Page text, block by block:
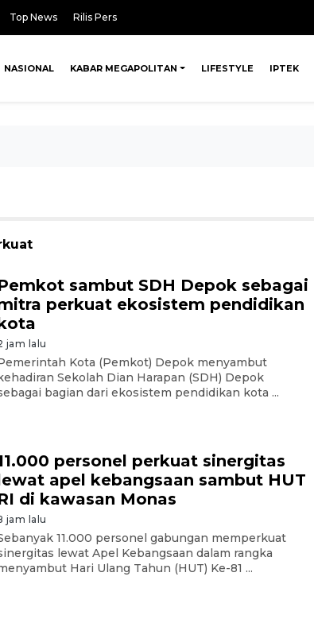
Top News Rilis Pers
NASIONAL KABAR MEGAPOLITAN LIFESTYLE IPTEK
sambut SDH Depok sebagai
perkuat ekosistem pendidikan
jam lalu
Kota (Pemkot) Depok menyambut
Sekolah Dian Harapan (SDH) Depok
bagian dari ekosistem pendidikan kota ...
personel perkuat sinergitas
apel kebangsaan sambut HUT
di kawasan Monas
jam lalu
11.000 personel gabungan memperkuat
lewat Apel Kebangsaan dalam rangka
Hari Ulang Tahun (HUT) Ke-81 ...